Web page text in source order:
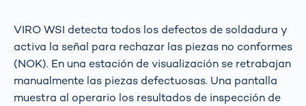
VIRO WSI detecta todos los defectos de soldadura y
activa la señal para rechazar las piezas no conformes
(NOK). En una estación de visualización se retrabajan
manualmente las piezas defectuosas. Una pantalla
muestra al operario los resultados de inspección de